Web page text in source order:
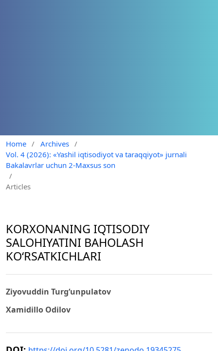
Home / Archives /
Vol. 4 (2026): «Yashil iqtisodiyot va taraqqiyot» jurnali
Bakalavrlar uchun 2-Maxsus son
/
Articles
KORXONANING IQTISODIY
SALOHIYATINI BAHOLASH
KO‘RSATKICHLARI
Ziyovuddin Turg‘unpulatov
Xamidillo Odilov